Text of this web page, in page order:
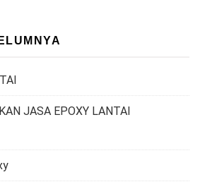
JASA EPOXY LANTAI